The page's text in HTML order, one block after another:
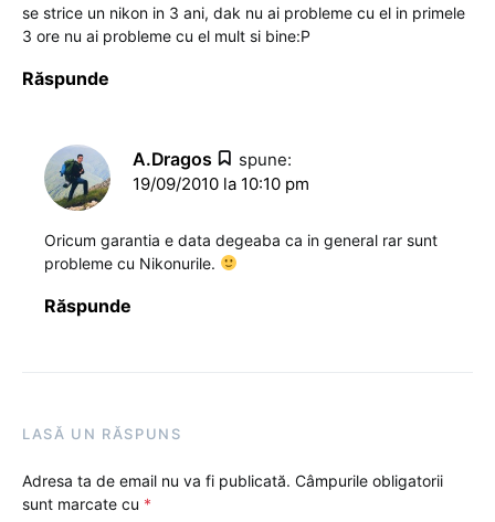
se strice un nikon in 3 ani, dak nu ai probleme cu el in primele
3 ore nu ai probleme cu el mult si bine:P
Răspunde
A.Dragos
spune:
19/09/2010 la 10:10 pm
Oricum garantia e data degeaba ca in general rar sunt
probleme cu Nikonurile.
Răspunde
LASĂ UN RĂSPUNS
Adresa ta de email nu va fi publicată. Câmpurile obligatorii
sunt marcate cu *